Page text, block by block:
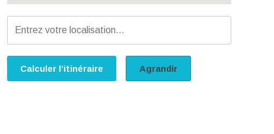
Calculer l’itinéraire Agrandir